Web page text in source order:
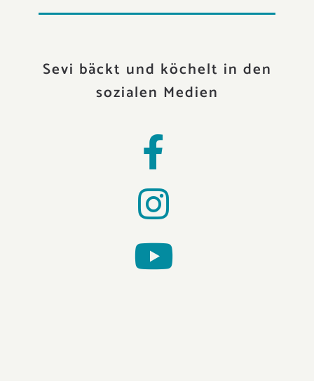
Sevi bäckt und köchelt in den
sozialen Medien